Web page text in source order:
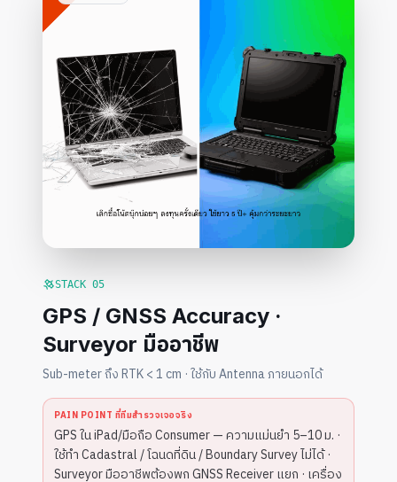
STACK 05
GPS / GNSS Accuracy ·
Surveyor มืออาชีพ
Sub-meter ถึง RTK < 1 cm · ใช้กับ Antenna ภายนอกได้
PAIN POINT ที่ทีมสำรวจเจอจริง
GPS ใน iPad/มือถือ Consumer — ความแม่นยำ 5–10 ม. ·
ใช้ทำ Cadastral / โฉนดที่ดิน / Boundary Survey ไม่ได้ ·
Surveyor มืออาชีพต้องพก GNSS Receiver แยก · เครื่อง